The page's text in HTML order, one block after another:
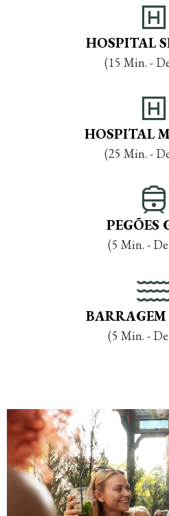
HOSPITAL
(15 Min. -
HOSPITAL
(25 Min. -
PEGÕES
(5 Min. -
BARRAGEM
(5 Min. -